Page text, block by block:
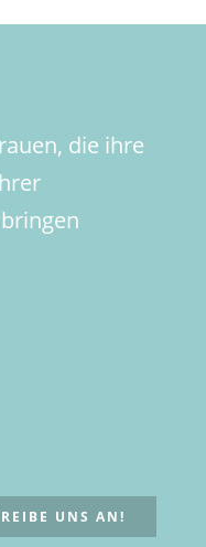
die ihre
UNS AN!